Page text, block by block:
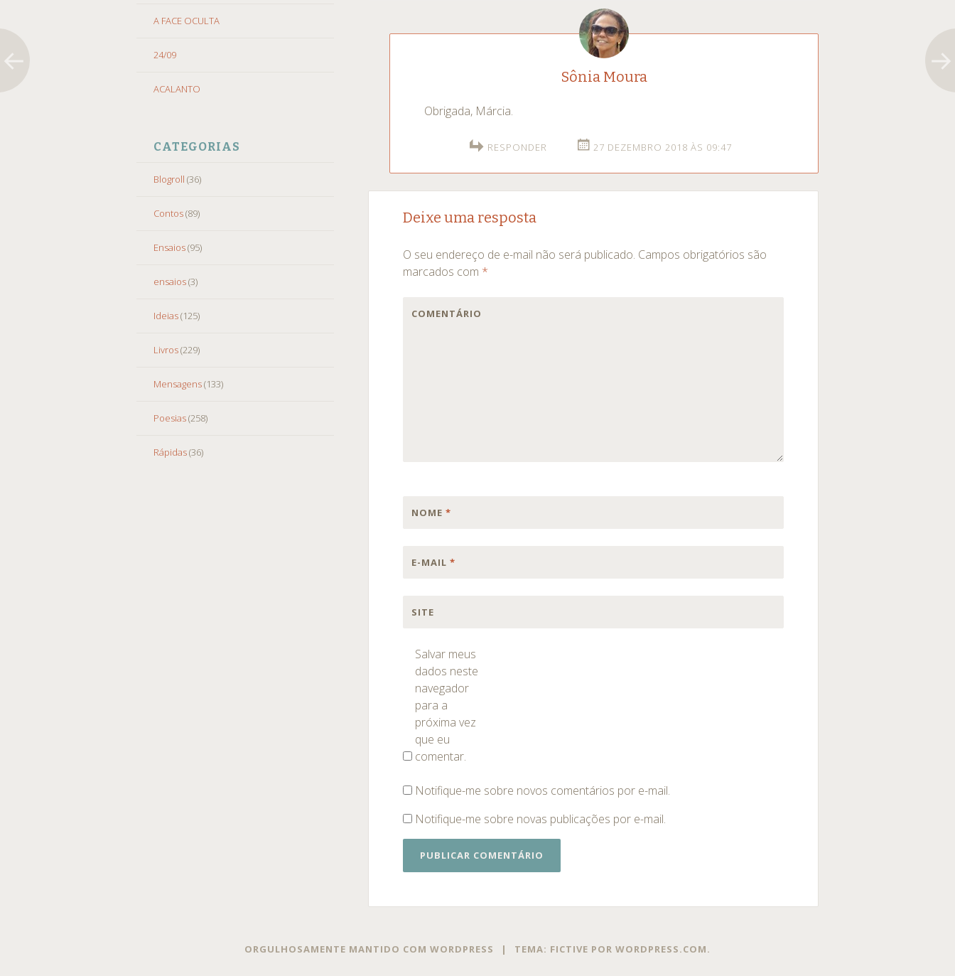
A FACE OCULTA
24/09
ACALANTO
CATEGORIAS
Blogroll (36)
Contos(89)
Ensaios(95)
ensaios(3)
Ideias(125)
Livros(229)
Mensagens(133)
Poesias(258)
Rápidas(36)
Sônia Moura
Obrigada, Márcia.
RESPONDER 27 DEZEMBRO 2018 ÀS 09:47
Deixe uma resposta
O seu endereço de e-mail não será publicado. Campos obrigatórios são
marcados com *
COMENTÁRIO
NOME*
E-MAIL*
SITE
Salvar meus
dados neste
navegador
para a
próxima vez
que eu
comentar.
Notifique-me sobre novos comentários por e-mail.
Notifique-me sobre novas publicações por e-mail.
ORGULHOSAMENTE MANTIDO COM WORDPRESS | TEMA: FICTIVE POR WORDPRESS.COM.